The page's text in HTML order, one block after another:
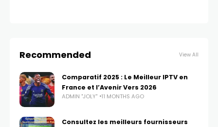
Recommended View All
Comparatif 2025 : Le Meilleur IPTV en
France et l’Avenir Vers 2026
ADMIN "JOLY" 11 MONTHS AGO
Consultez les meilleurs fournisseurs